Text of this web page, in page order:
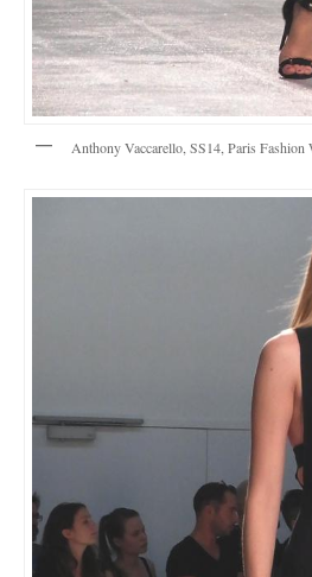
Anthony Vaccarello, SS14, Paris Fashion